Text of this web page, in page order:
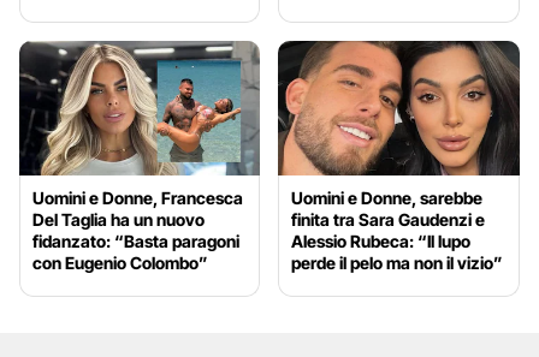
Uomini e Donne, Francesca
Del Taglia ha un nuovo
fidanzato: “Basta paragoni
con Eugenio Colombo”
Uomini e Donne, sarebbe
finita tra Sara Gaudenzi e
Alessio Rubeca: “Il lupo
perde il pelo ma non il vizio”